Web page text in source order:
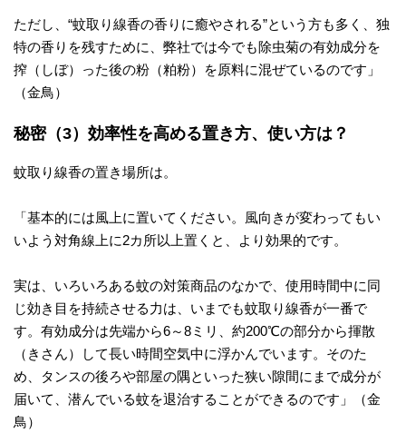
ただし、“蚊取り線香の香りに癒やされる”という方も多く、独
特の香りを残すために、弊社では今でも除虫菊の有効成分を
搾（しぼ）った後の粉（粕粉）を原料に混ぜているのです」
（金鳥）
秘密（3）効率性を高める置き方、使い方は？
蚊取り線香の置き場所は。
「基本的には風上に置いてください。風向きが変わってもい
いよう対角線上に2カ所以上置くと、より効果的です。
実は、いろいろある蚊の対策商品のなかで、使用時間中に同
じ効き目を持続させる力は、いまでも蚊取り線香が一番で
す。有効成分は先端から6～8ミリ、約200℃の部分から揮散
（きさん）して長い時間空気中に浮かんでいます。そのた
め、タンスの後ろや部屋の隅といった狭い隙間にまで成分が
届いて、潜んでいる蚊を退治することができるのです」（金
鳥）